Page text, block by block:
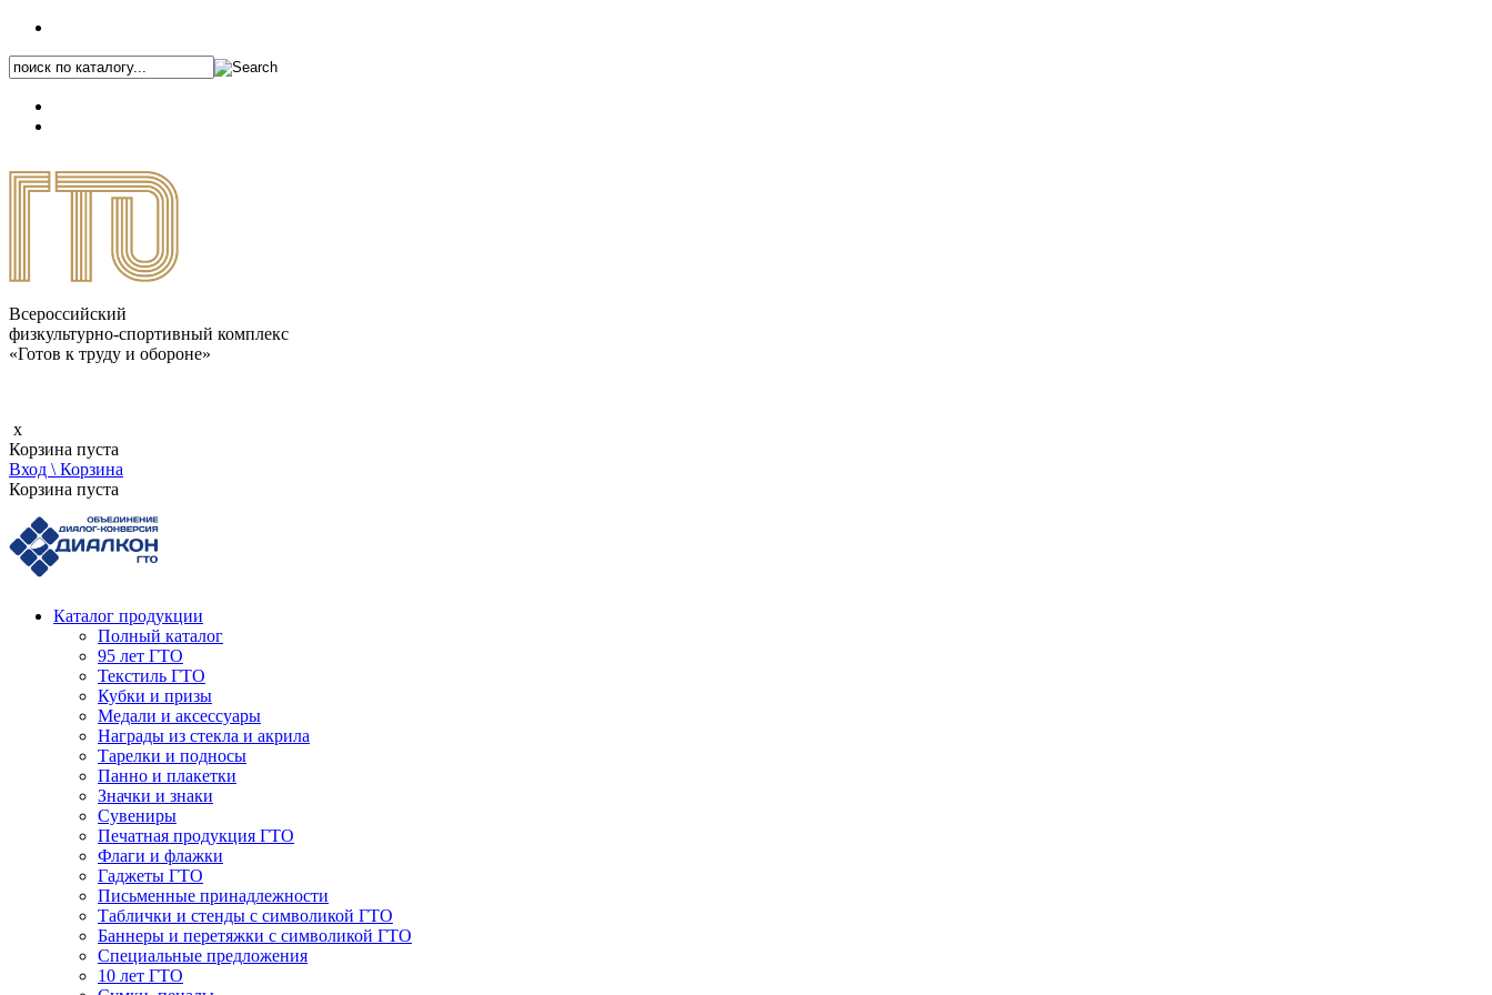
Всероссийский
физкультурно-спортивный комплекс
«Готов к труду и обороне»
x
Корзина пуста
Вход \ Корзина
Корзина пуста
Каталог продукции
Полный каталог
95 лет ГТО
Текстиль ГТО
Кубки и призы
Медали и аксессуары
Награды из стекла и акрила
Тарелки и подносы
Панно и плакетки
Значки и знаки
Сувениры
Печатная продукция ГТО
Флаги и флажки
Гаджеты ГТО
Письменные принадлежности
Таблички и стенды с символикой ГТО
Баннеры и перетяжки с символикой ГТО
Специальные предложения
10 лет ГТО